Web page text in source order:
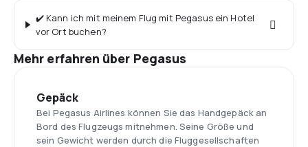
✔️ Kann ich mit meinem Flug mit Pegasus ein Hotel
vor Ort buchen?
Mehr erfahren über Pegasus
Gepäck
Bei Pegasus Airlines können Sie das Handgepäck an
Bord des Flugzeugs mitnehmen. Seine Größe und
sein Gewicht werden durch die Fluggesellschaften